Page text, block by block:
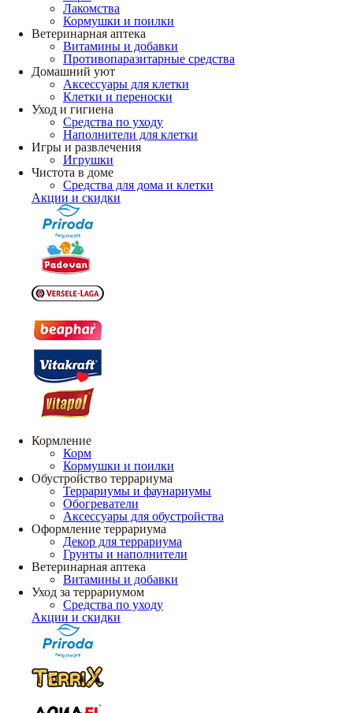
Лакомства
Кормушки и поилки
Ветеринарная аптека
Витамины и добавки
Противопаразитарные средства
Домашний уют
Аксессуары для клетки
Клетки и переноски
Уход и гигиена
Средства по уходу
Наполнители для клетки
Игры и развлечения
Игрушки
Чистота в доме
Средства для дома и клетки
Акции и скидки
Кормление
Корм
Кормушки и поилки
Обустройство террариума
Террариумы и фаунариумы
Обогреватели
Аксессуары для обустройства
Оформление террариума
Декор для террариума
Грунты и наполнители
Ветеринарная аптека
Витамины и добавки
Уход за террариумом
Средства по уходу
Акции и скидки